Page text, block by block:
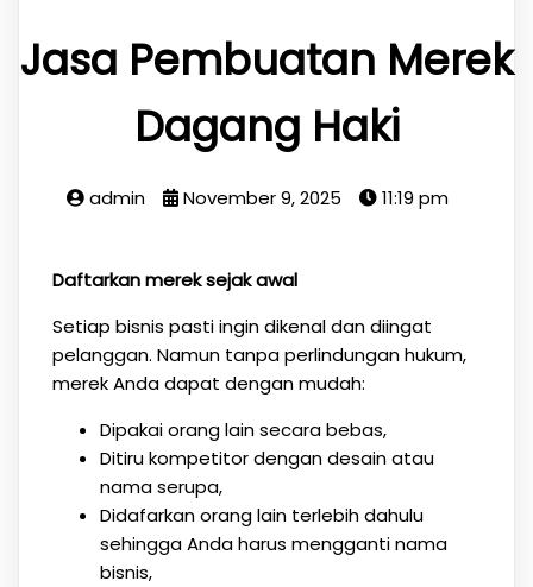
Jasa Pembuatan Merek
Dagang Haki
admin November 9, 2025 11:19 pm
Daftarkan merek sejak awal
Setiap bisnis pasti ingin dikenal dan diingat
pelanggan. Namun tanpa perlindungan hukum,
merek Anda dapat dengan mudah:
Dipakai orang lain secara bebas,
Ditiru kompetitor dengan desain atau
nama serupa,
Didafarkan orang lain terlebih dahulu
sehingga Anda harus mengganti nama
bisnis,